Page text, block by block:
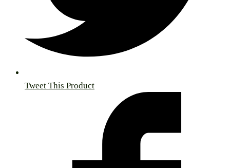
Tweet This Product